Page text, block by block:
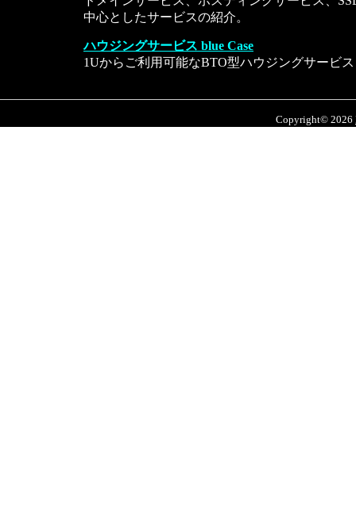
中心としたサービスの紹介。
ハウジングサービス blue Case
1Uからご利用可能なBTO型ハウジングサービス
Copyright© 2026